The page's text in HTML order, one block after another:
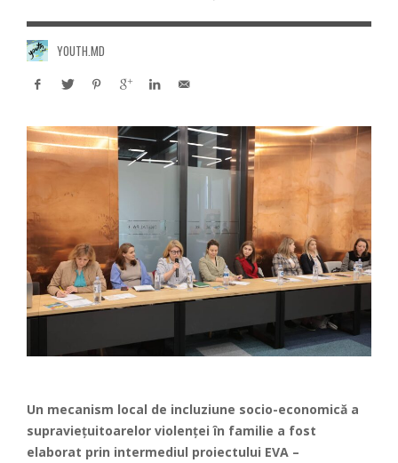
YOUTH.MD
Un mecanism local de incluziune socio-economică a
supraviețuitoarelor violenței în familie a fost
elaborat prin intermediul proiectului EVA –